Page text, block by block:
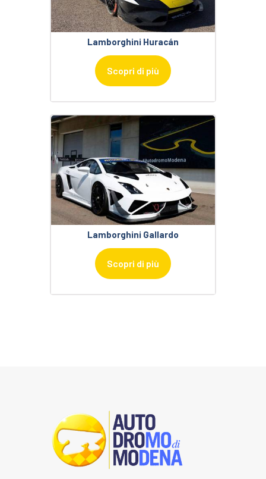
Lamborghini Huracán
Scopri di più
Lamborghini Gallardo
Scopri di più